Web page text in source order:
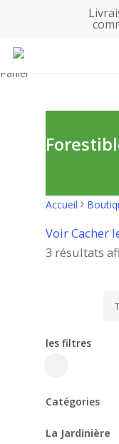
main
Panier
Accueil
VoirCacher
3 résultats
les filtres
Catégories
La Jardinière